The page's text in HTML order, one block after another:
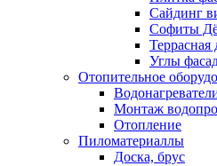
Сайдинг
Софиты
Террасная
Углы
Отопительное
Монтаж
Отопление
Пиломатериаллы
Доска, брус